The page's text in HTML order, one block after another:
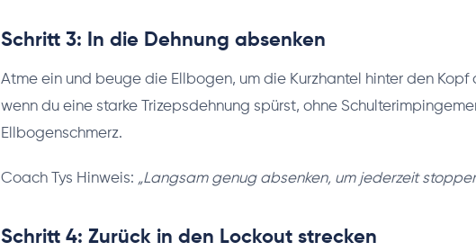
Schritt 3: In die Dehnung absenken
Atme ein und beuge die Ellbogen, um die Kurzhantel hinter den Kopf
wenn du eine starke Trizepsdehnung spürst, ohne
Ellbogenschmerz.
Coach Tys Hinweis: „Langsam genug absenken, um jederzeit
Schritt 4: Zurück in den Lockout strecken